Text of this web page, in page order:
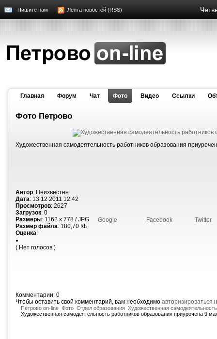
Пишите нам Лента новостей (RSS)
Главная Форум Чат Фото Видео Cсылки
Фото Петрово
Художественная самодеятельность работников образования
Автор: Неизвестен
Дата: 13 12 2011 12:42
Просмотров: 2627
Загрузок: 0
Размеры: 1162 x 778 / JPG
Размер файла: 180,70 КБ
Оценка:
( Нет голосов )
Google Facebook Twitter
Комментарии: 0
Чтобы оставить свой комментарий, вам необходимо авторизироваться
Петрово on-line Фото Отдел образования Художественная
Художественная самодеятельность работников образования приурочена 9